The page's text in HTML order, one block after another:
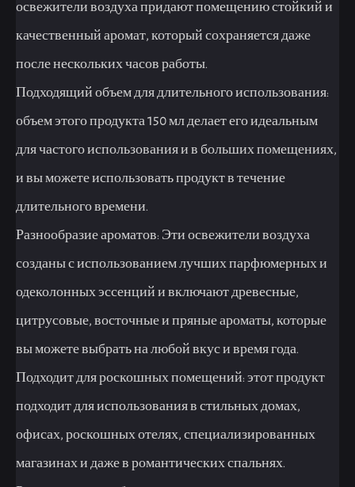
освежители воздуха придают помещению стойкий и
качественный аромат, который сохраняется даже
после нескольких часов работы.
Подходящий объем для длительного использования:
объем этого продукта 150 мл делает его идеальным
для частого использования и в больших помещениях,
и вы можете использовать продукт в течение
длительного времени.
Разнообразие ароматов: Эти освежители воздуха
созданы с использованием лучших парфюмерных и
одеколонных эссенций и включают древесные,
цитрусовые, восточные и пряные ароматы, которые
вы можете выбрать на любой вкус и время года.
Подходит для роскошных помещений: этот продукт
подходит для использования в стильных домах,
офисах, роскошных отелях, специализированных
магазинах и даже в романтических спальнях.